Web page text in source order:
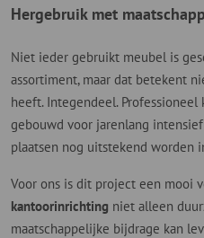
Hergebruik met
Niet ieder gebruikt meubel is
assortiment, maar dat betekent
heeft. Integendeel.
gebouwd voor jarenlang
plaatsen nog uitstekend worden
Voor ons is dit project een mooi
kantoorinrichting niet alleen
maatschappelijke bijdrage kan